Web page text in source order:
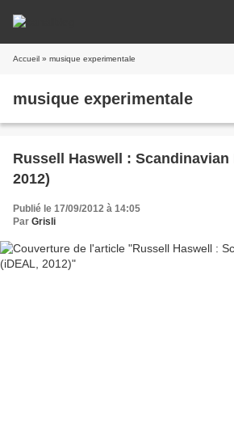
Accueil » musique experimentale
musique experimentale
Russell Haswell : Scandinavian
2012)
Publié le 17/09/2012 à 14:05
Par Grisli